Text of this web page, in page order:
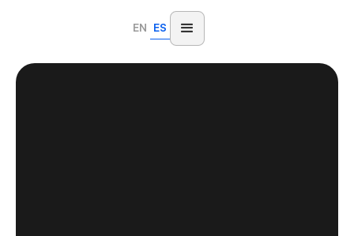
EN ES